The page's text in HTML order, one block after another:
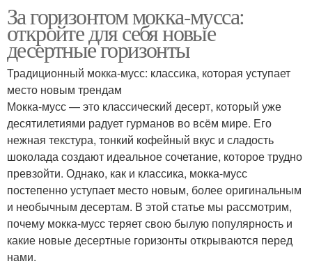
За горизонтом мокка-мусса:
откройте для себя новые
десертные горизонты
Традиционный мокка-мусс: классика, которая уступает
место новым трендам
Мокка-мусс — это классический десерт, который уже
десятилетиями радует гурманов во всём мире. Его
нежная текстура, тонкий кофейный вкус и сладость
шоколада создают идеальное сочетание, которое трудно
превзойти. Однако, как и классика, мокка-мусс
постепенно уступает место новым, более оригинальным
и необычным десертам. В этой статье мы рассмотрим,
почему мокка-мусс теряет свою былую популярность и
какие новые десертные горизонты открываются перед
нами.